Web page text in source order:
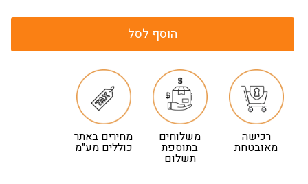
הוסף לסל
רכישה
מאובטחת
משלוחים
בתוספת
תשלום
מחירים באתר
כוללים מע"מ